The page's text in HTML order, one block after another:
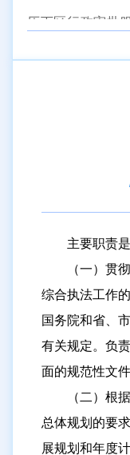
历下区行政审批
历下区住房和城
历下区城市管理
历下区教育和体
历下区科学技术
历下区文化和旅
历下区卫生健康
历下区医疗保障
主要职责是
（一）贯
综合执法工作
国务院和省、
有关规定。负
面的规范性文
（二）根
总体规划的要
展规划和年度